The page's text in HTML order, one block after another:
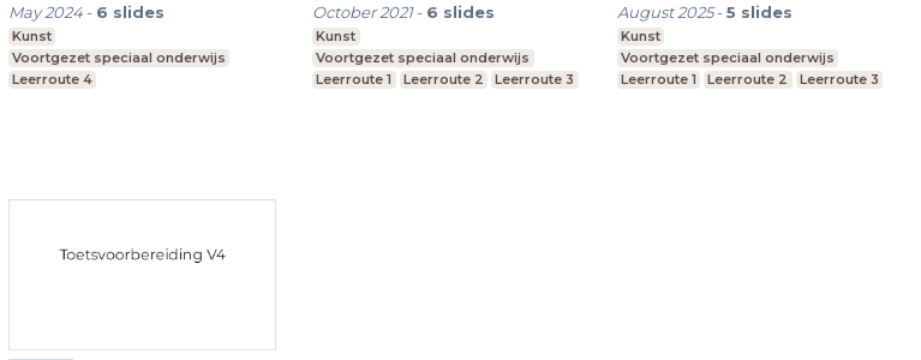
May 2024- 6 slides
Kunst
Voortgezet speciaal onderwijs
Leerroute 4
October 2021- 6 slides
Kunst
Voortgezet speciaal onderwijs
Leerroute 1
Leerroute 2 Leerroute 3
August 2025-5 slides
Kunst
Voortgezet speciaal onderwijs
Leerroute 1
Leerroute 2 Leerroute 3